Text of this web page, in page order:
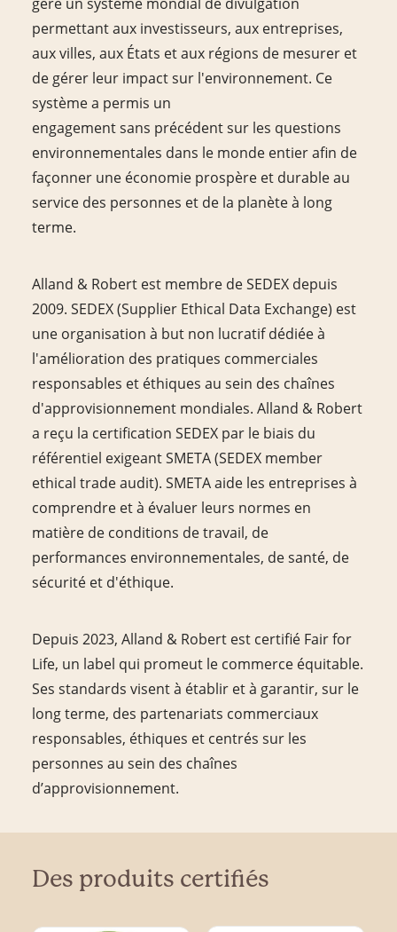
permettant aux investisseurs, aux entreprises,
aux villes, aux États et aux régions de mesurer et
de gérer leur impact sur l'environnement. Ce
système a permis un
engagement sans précédent sur les questions
environnementales dans le monde entier afin de
façonner une économie prospère et durable au
service des personnes et de la planète à long
terme.
Alland & Robert est membre de SEDEX depuis
2009. SEDEX (Supplier Ethical Data Exchange) est
une organisation à but non lucratif dédiée à
l'amélioration des pratiques commerciales
responsables et éthiques au sein des chaînes
d'approvisionnement mondiales. Alland & Robert
a reçu la certification SEDEX par le biais du
référentiel exigeant SMETA (SEDEX member
ethical trade audit). SMETA aide les entreprises à
comprendre et à évaluer leurs normes en
matière de conditions de travail, de
performances environnementales, de santé, de
sécurité et d'éthique.
Depuis 2023, Alland & Robert est certifié Fair for
Life, un label qui promeut le commerce équitable.
Ses standards visent à établir et à garantir, sur le
long terme, des partenariats commerciaux
responsables, éthiques et centrés sur les
personnes au sein des chaînes
d’approvisionnement.
Des produits certifiés